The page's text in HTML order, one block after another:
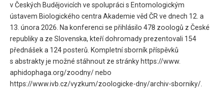
v Českých Budějovicích ve spolupráci s Entomologickým
ústavem Biologického centra Akademie věd ČR ve dnech 12. a
13. února 2026. Na konferenci se přihlásilo 478 zoologů z České
republiky a ze Slovenska, kteří dohromady prezentovali 154
přednášek a 124 posterů. Kompletní sborník příspěvků
s abstrakty je možné stáhnout ze stránky https://www.
aphidophaga.org/zoodny/ nebo
https://www.ivb.cz/vyzkum/zoologicke-dny/archiv-sborniky/.